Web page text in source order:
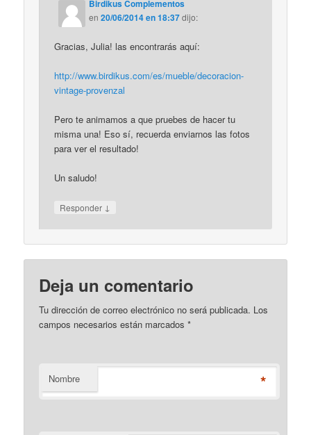
Birdikus Complementos
en20/06/2014 en 18:37dijo:
Gracias, Julia! las encontrarás aquí:
http://www.birdikus.com/es/mueble/decoracion-
vintage-provenzal
Pero te animamos a que pruebes de hacer tu
misma una! Eso sí, recuerda enviarnos las fotos
para ver el resultado!
Un saludo!
Responder ↓
Deja un comentario
Tu dirección de correo electrónico no será publicada. Los
campos necesarios están marcados*
Nombre *